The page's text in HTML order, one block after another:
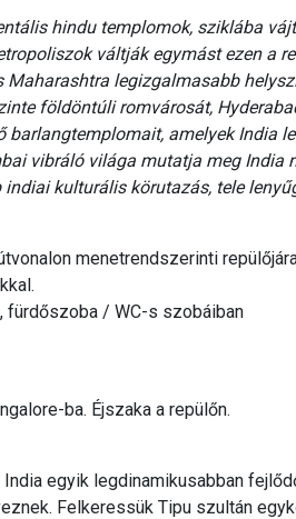
hindu templomok, sziklába
váltják egymást ezen a
legizgalmasabb
földöntúli romvárosát,
amelyek India
vibráló világa mutatja meg India
kulturális körutazás, tele
menetrendszerinti
fürdőszoba / WC-s szobáiban
ba. Éjszaka a repülőn.
egyik legdinamikusabban
Felkeressük Tipu szultán